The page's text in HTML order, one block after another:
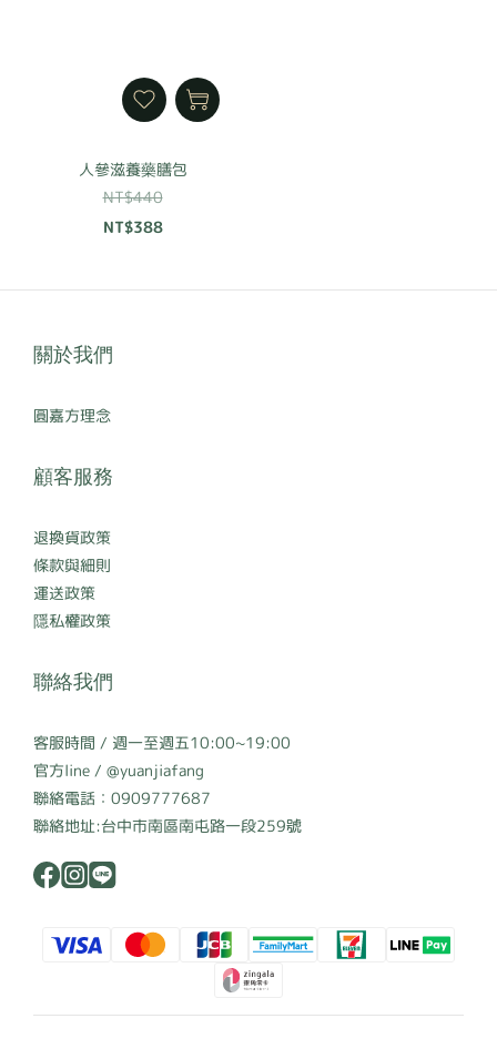
人參滋養藥膳包
NT$440
NT$388
關於我們
圓嘉方理念
顧客服務
退換貨政策
條款與細則
運送政策
隱私權政策
聯絡我們
客服時間 / 週一至週五10:00~19:00
官方line / @yuanjiafang
聯絡電話：0909777687
聯絡地址:台中市南區南屯路一段259號